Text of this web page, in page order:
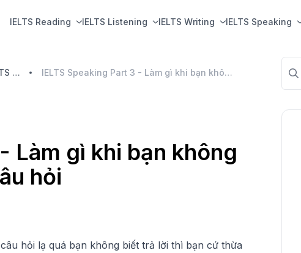
IELTS Reading IELTS Listening IELTS Writing IELTS Speaking
Những Điều Cần Biết Trước Khi Luyện IELTS Speaking IELTS Speaking Part 3 - Làm gì khi bạn không biết hoặc không hiểu câu hỏi
Làm gì khi bạn không
hỏi
hỏi lạ quá bạn không biết trả lời thì bạn cứ thừa
Tìm